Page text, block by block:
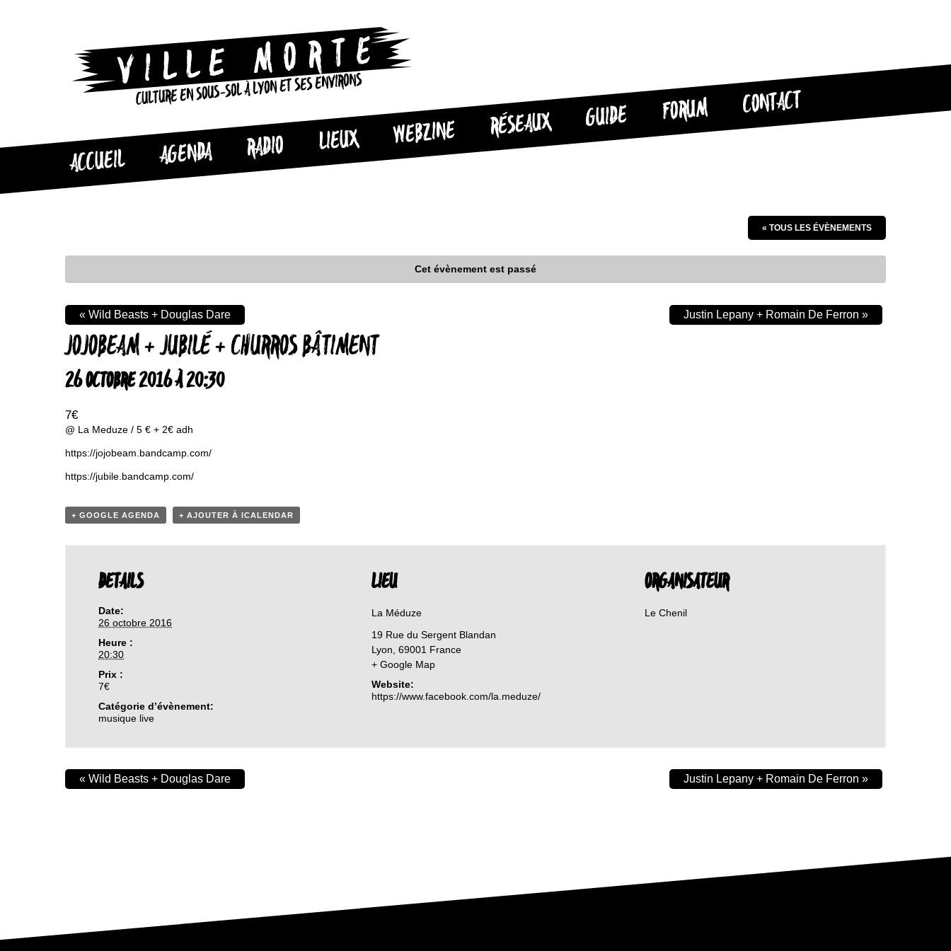
CULTURE EN SOUS-SOL À LYON ET SES ENVIRONS
ACCUEIL AGENDA RADIO LIEUX WEBZINE RÉSEAUX GUIDE FORUM CONTACT
« TOUS LES ÉVÈNEMENTS
Cet évènement est passé
JOJOBEAM + JUBILÉ + CHURROS BÂTIMENT
26 OCTOBRE 2016 À 20:30
7€
« Wild Beasts + Douglas Dare Justin Lepany + Romain De Ferron »
@ La Meduze / 5 € + 2€ adh
https://jojobeam.bandcamp.com/
https://jubile.bandcamp.com/
+ GOOGLE AGENDA + AJOUTER À ICALENDAR
DETAILS
Date:
26 octobre 2016
Heure :
20:30
Prix :
7€
Catégorie d’évènement:
musique live
LIEU
La Méduze
19 Rue du Sergent Blandan
Lyon 69001 France
+ Google Map
Website:
https://www.facebook.com/la.meduze/
ORGANISATEUR
Le Chenil
« Wild Beasts + Douglas Dare Justin Lepany + Romain De Ferron »